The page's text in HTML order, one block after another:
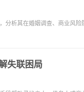
析其在婚姻调查、商业风
失联困局